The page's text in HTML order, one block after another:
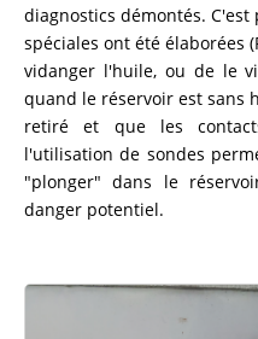
diagnostics démontés.
spéciales ont été élaborées
vidanger l'huile, ou de le
quand le réservoir est sans
retiré et que les
l'utilisation de sondes
"plonger" dans le
danger potentiel.